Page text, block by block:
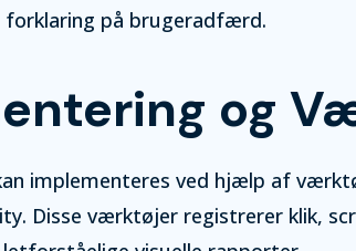
forklaring på brugeradfærd.
og
implementeres ved hjælp af
Disse værktøjer registrerer klik,